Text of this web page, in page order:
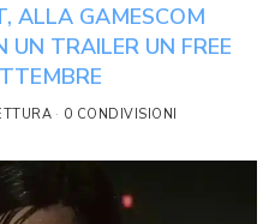
ALLA GAMESCOM
TRAILER UN FREE
0 CONDIVISIONI